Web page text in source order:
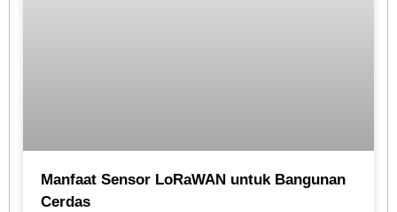
Manfaat Sensor LoRaWAN untuk Bangunan
Cerdas